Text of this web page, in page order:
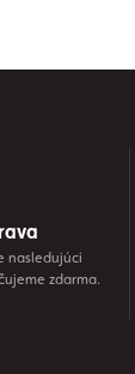
nasledujúci
zdarma.